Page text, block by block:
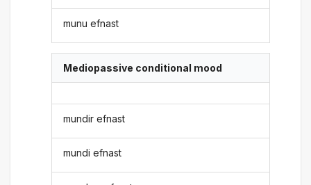
munu efnast
Mediopassive conditional mood
mundir efnast
mundi efnast